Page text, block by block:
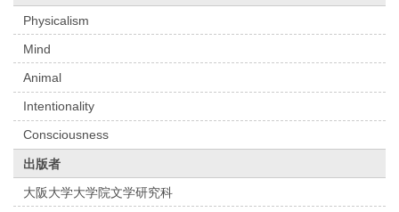
Physicalism
Mind
Animal
Intentionality
Consciousness
出版者
大阪大学大学院文学研究科